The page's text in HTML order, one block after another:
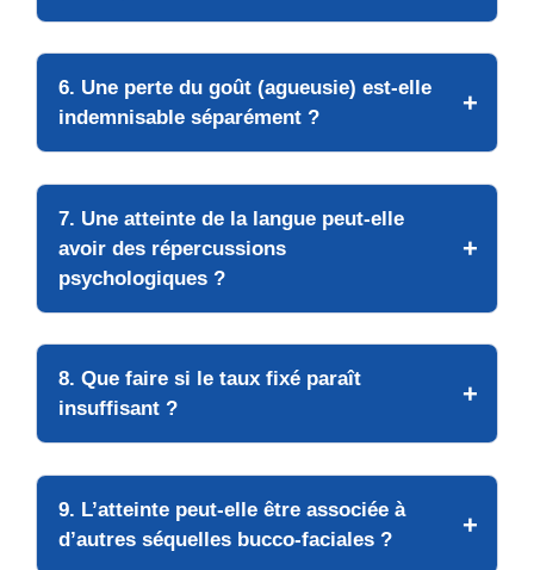
6. Une perte du goût (agueusie) est-elle
indemnisable séparément ?
7. Une atteinte de la langue peut-elle
avoir des répercussions
psychologiques ?
8. Que faire si le taux fixé paraît
insuffisant ?
9. L’atteinte peut-elle être associée à
d’autres séquelles bucco-faciales ?